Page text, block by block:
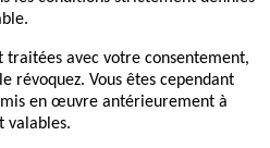
traitées avec votre consentement,
révoquez. Vous êtes cependant
en œuvre antérieurement à
valables.